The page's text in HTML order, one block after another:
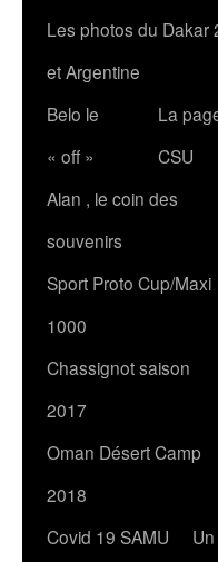
Les photos du Dakar
et Argentine
Belo le
« off »
La
CSU
Alan , le coin des
souvenirs
Sport Proto Cup/Maxi
1000
Chassignot saison
2017
Oman Désert Camp
2018
Covid 19 SAMU